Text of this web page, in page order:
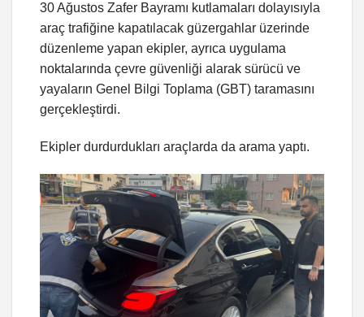
30 Ağustos Zafer Bayramı kutlamaları dolayısıyla
araç trafiğine kapatılacak güzergahlar üzerinde
düzenleme yapan ekipler, ayrıca uygulama
noktalarında çevre güvenliği alarak sürücü ve
yayaların Genel Bilgi Toplama (GBT) taramasını
gerçekleştirdi.
Ekipler durdurdukları araçlarda da arama yaptı.